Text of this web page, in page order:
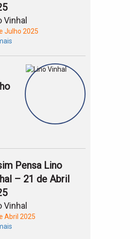
Vinhal
Julho 2025
Pensa Lino
– 21 de Abril
Vinhal
Abril 2025